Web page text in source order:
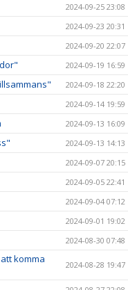
2024-09-25 23:08
2024-09-23 20:31
2024-09-20 22:07
2024-09-19 16:59
2024-09-18 22:20
2024-09-14 19:59
2024-09-13 16:09
2024-09-13 14:13
2024-09-07 20:15
2024-09-05 22:41
2024-09-04 07:12
2024-09-01 19:02
2024-08-30 07:48
komma
2024-08-28 19:47